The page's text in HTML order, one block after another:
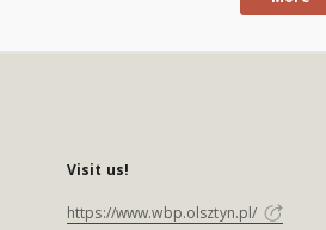
Visit us!
https://www.wbp.olsztyn.pl/